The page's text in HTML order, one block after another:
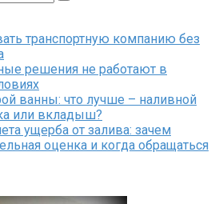
транспортную компанию без
решения не работают в
ванны: что лучше – наливной
или вкладыш?
ущерба от залива: зачем
оценка и когда обращаться